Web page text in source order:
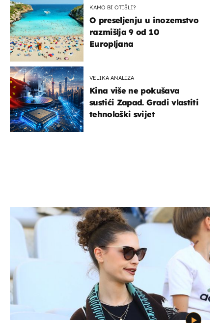
KAMO BI OTIŠLI?
O preseljenju u inozemstvo
razmišlja 9 od 10
Europljana
VELIKA ANALIZA
Kina više ne pokušava
sustići Zapad. Gradi vlastiti
tehnološki svijet